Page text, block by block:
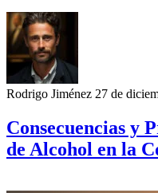
Rodrigo Jiménez 27 de
Consecuencias y
de Alcohol en la